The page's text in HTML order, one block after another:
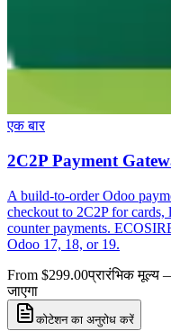
एक बार
2C2P Payment
A build-to-order Odoo
checkout to 2C2P for
counter payments.
Odoo 17, 18, or 19.
From $299.00प्रारंभिक मूल्य
जाएगा
कोटेशन का अनुरोध करें